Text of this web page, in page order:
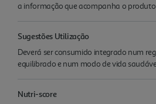
a informação que acompanha o produto
Sugestões Utilização
Deverá ser consumido integrado num
equilibrado e num modo de vida
Nutri-score